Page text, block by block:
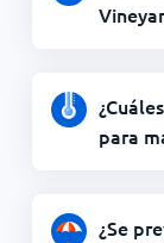
para
¿Se